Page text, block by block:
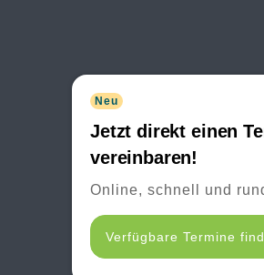
Neu
Jetzt direkt einen
vereinbaren!
Online, schnell und
Verfügbare Termine